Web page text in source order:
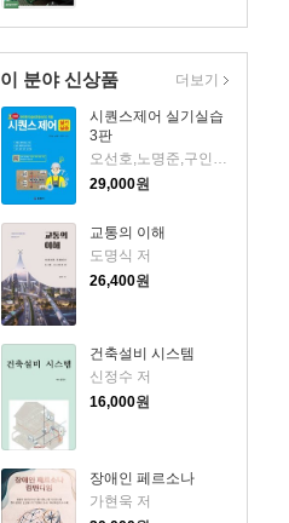
이 분야 신상품
시퀀스제어 실기실습
3판
오선호,노명준,구인석 저
29,000원
교통의 이해
도명식 저
26,400원
건축설비 시스템
신정수 저
16,000원
장애인 페르소나
가현욱 저
더보기